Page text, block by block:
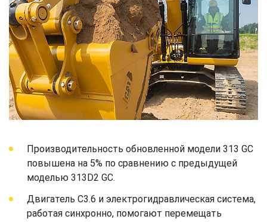
Производительность обновленной модели 313 GC
повышена на 5% по сравнению с предыдущей
моделью 313D2 GC.
Двигатель C3.6 и электрогидравлическая система,
работая синхронно, помогают перемещать